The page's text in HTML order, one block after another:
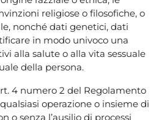
religiose o filosofiche, o
nonché dati genetici, dati
in modo univoco una
alla salute o alla vita sessuale
della persona.
4 numero 2 del Regolamento
operazione o insieme di
o senza l’ausilio di processi